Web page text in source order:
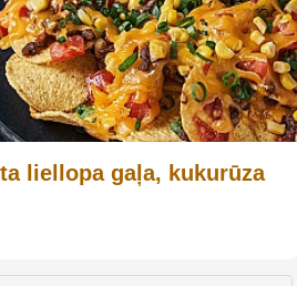
liellopa gaļa, kukurūza